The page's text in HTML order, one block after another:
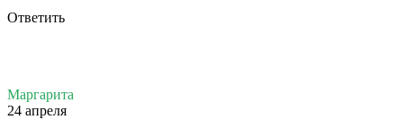
Ответить
Маргарита
24 апреля